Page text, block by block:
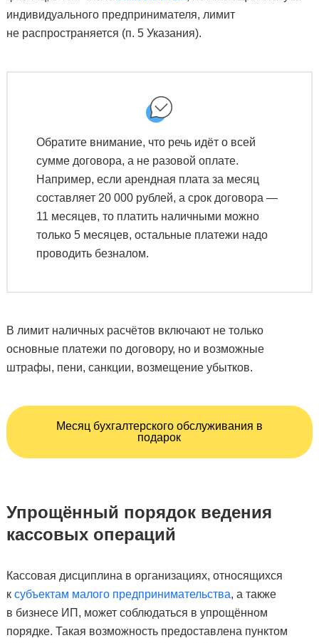
индивидуального предпринимателя, лимит
не распространяется (п. 5 Указания).
Обратите внимание, что речь идёт о всей
сумме договора, а не разовой оплате.
Например, если арендная плата за месяц
составляет 20 000 рублей, а срок договора —
11 месяцев, то платить наличными можно
только 5 месяцев, остальные платежи надо
проводить безналом.
В лимит наличных расчётов включают не только
основные платежи по договору, но и возможные
штрафы, пени, санкции, возмещение убытков.
Месяц бухгалтерского обслуживания в
подарок
Упрощённый порядок ведения
кассовых операций
Кассовая дисциплина в организациях, относящихся
к субъектам малого предпринимательства, а также
в бизнесе ИП, может соблюдаться в упрощённом
порядке. Такая возможность предоставлена пунктом